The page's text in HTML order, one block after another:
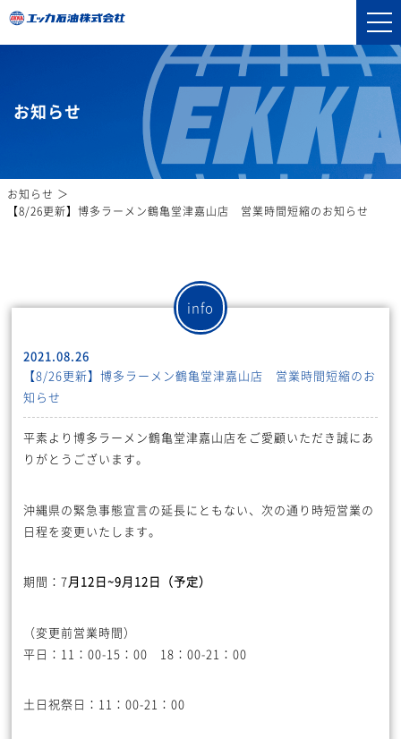
お知らせ
お知らせ
【8/26更新】博多ラーメン鶴亀堂津嘉山店 営業時間短縮のお知らせ
info
2021.08.26
【8/26更新】博多ラーメン鶴亀堂津嘉山店 営業時間短縮のお
知らせ
平素より博多ラーメン鶴亀堂津嘉山店をご愛顧いただき誠にあ
りがとうございます。
沖縄県の緊急事態宣言の延長にともない、次の通り時短営業の
日程を変更いたします。
期間：7月12日~9月12日（予定）
（変更前営業時間）
平日：11：00-15：00 18：00-21：00
土日祝祭日：11：00-21：00